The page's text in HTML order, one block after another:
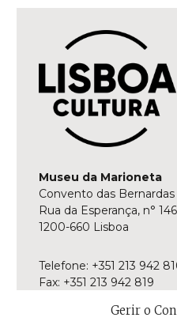
Gerir o
Museu da Marioneta
Convento das Bernardas
Rua da Esperança, n° 146
1200-660 Lisboa
Telefone: +351 213 942
Fax: +351 213 942 819